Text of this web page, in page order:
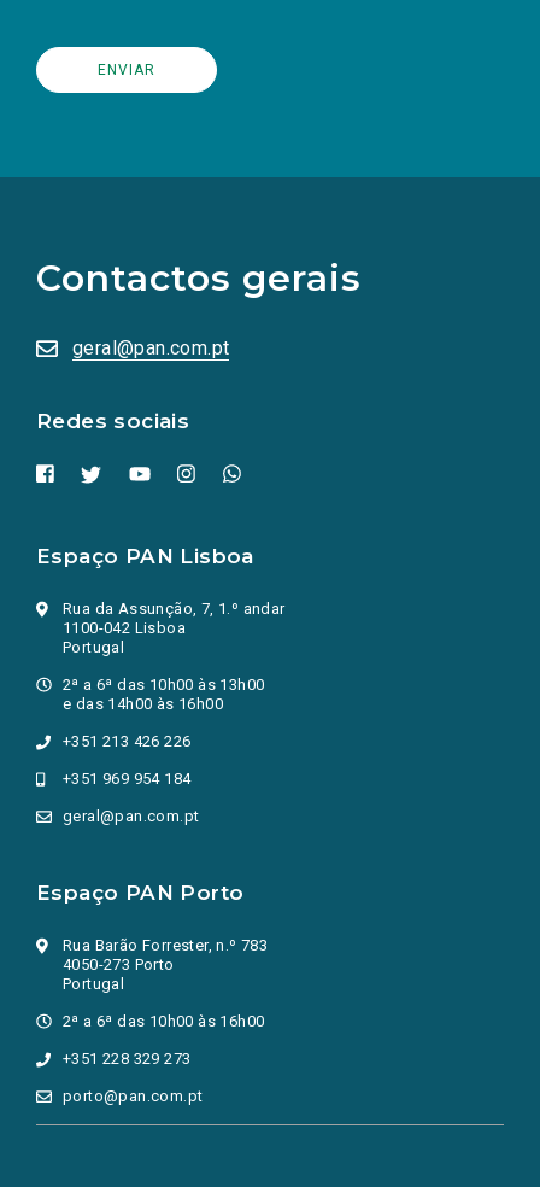
Contactos gerais
geral@pan.com.pt
Redes sociais
redes
sociais
numa
nova
Espaço PAN Lisboa
Rua da Assunção, 7, 1.º andar
1100-042 Lisboa
Portugal
2ª a 6ª das 10h00 às 13h00
e das 14h00 às 16h00
+351 213 426 226
+351 969 954 184
geral@pan.com.pt
Espaço PAN Porto
Rua Barão Forrester, n.º 783
4050-273 Porto
Portugal
2ª a 6ª das 10h00 às 16h00
+351 228 329 273
porto@pan.com.pt